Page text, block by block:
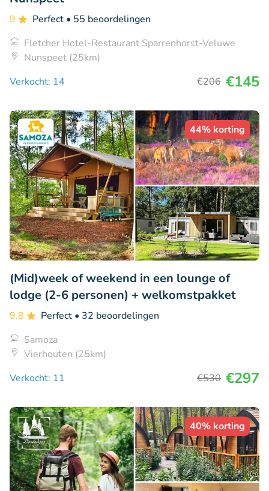
9 Perfect • 55 beoordelingen
Fletcher Hotel-Restaurant Sparrenhorst-Veluwe
Nunspeet (25km)
Verkocht: 14
€206 €145
44% korting
(Mid)week of weekend in een lounge of
lodge (2-6 personen) + welkomstpakket
9.8 Perfect • 32 beoordelingen
Samoza
Vierhouten (25km)
Verkocht: 11
€530 €297
40% korting